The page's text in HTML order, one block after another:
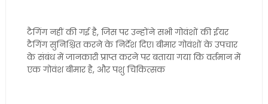
टैगिंग नहीं की गई है, जिस पर उन्होंने सभी गोवंशों की ईयर
टैगिंग सुनिश्चित करने के निर्देश दिए। बीमार गोवंशों के उपचार
के संबंध में जानकारी प्राप्त करने पर बताया गया कि वर्तमान में
एक गोवंश बीमार है, और पशु चिकित्सक